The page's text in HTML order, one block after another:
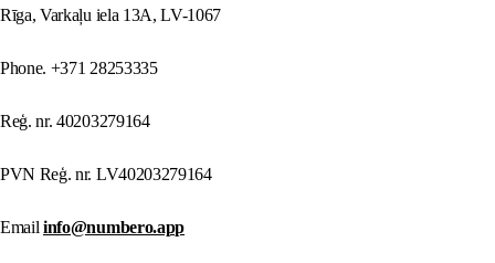
Rīga, Varkaļu iela 13A, LV-1067
Phone. +371 28253335
Reģ. nr. 40203279164
PVN Reģ. nr. LV40203279164
Emailinfo@numbero.app